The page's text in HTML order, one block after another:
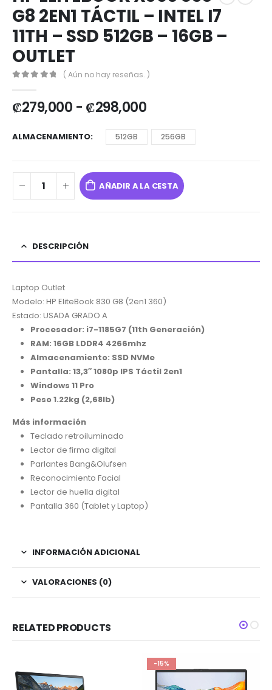
G8 2EN1 TÁCTIL – INTEL I7
11TH – SSD 512GB – 16GB –
OUTLET
( Aún no hay reseñas. )
₡279,000 - ₡298,000
ALMACENAMIENTO 512GB 256GB
AÑADIR A LA CESTA
DESCRIPCIÓN
Laptop Outlet
Modelo: HP EliteBook 830 G8 (2en1 360)
Estado: USADA GRADO A
Procesador: i7-1185G7 (11th Generación)
RAM: 16GB LDDR4 4266mhz
Almacenamiento: SSD NVMe
Pantalla: 13,3″ 1080p IPS Táctil 2en1
Windows 11 Pro
Peso 1.22kg (2,68lb)
Más información
Teclado retroiluminado
Lector de firma digital
Parlantes Bang&Olufsen
Reconocimiento Facial
Lector de huella digital
Pantalla 360 (Tablet y Laptop)
INFORMACIÓN ADICIONAL
VALORACIONES (0)
RELATED PRODUCTS
-15%